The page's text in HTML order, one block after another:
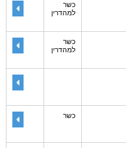
כשר
למהדרין
כשר
למהדרין
כשר